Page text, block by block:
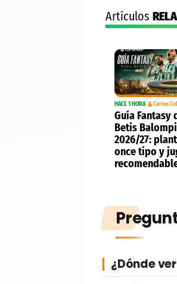
Artículos
HACE 1 HORA Carlos
Guía Fantasy
Betis
2026/27:
once tipo y
¿Dónde